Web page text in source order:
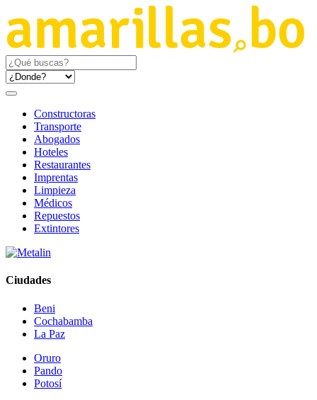
Constructoras
Transporte
Abogados
Hoteles
Restaurantes
Imprentas
Limpieza
Médicos
Repuestos
Extintores
Ciudades
Beni
Cochabamba
La Paz
Oruro
Pando
Potosí